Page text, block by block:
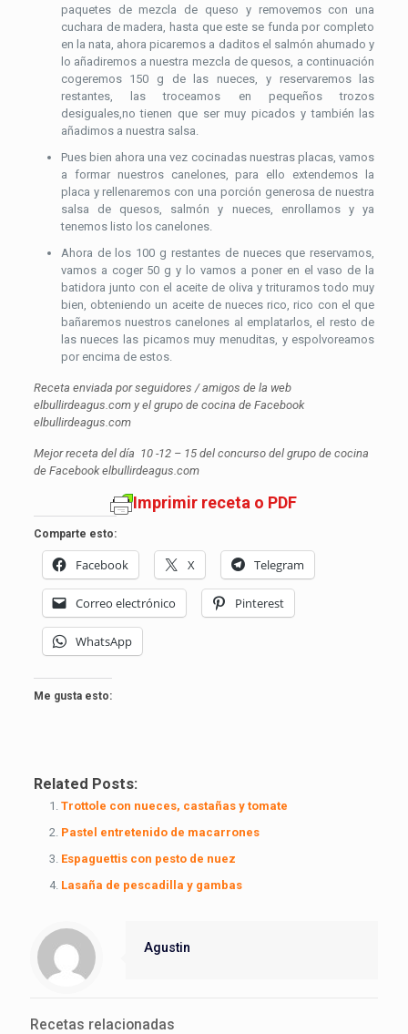
paquetes de mezcla de queso y removemos con una
cuchara de madera, hasta que este se funda por completo
en la nata, ahora picaremos a daditos el salmón ahumado y
lo añadiremos a nuestra mezcla de quesos, a continuación
cogeremos 150 g de las nueces, y reservaremos las
restantes, las troceamos en pequeños trozos
desiguales,no tienen que ser muy picados y también las
añadimos a nuestra salsa.
Pues bien ahora una vez cocinadas nuestras placas, vamos
a formar nuestros canelones, para ello extendemos la
placa y rellenaremos con una porción generosa de nuestra
salsa de quesos, salmón y nueces, enrollamos y ya
tenemos listo los canelones.
Ahora de los 100 g restantes de nueces que reservamos,
vamos a coger 50 g y lo vamos a poner en el vaso de la
batidora junto con el aceite de oliva y trituramos todo muy
bien, obteniendo un aceite de nueces rico, rico con el que
bañaremos nuestros canelones al emplatarlos, el resto de
las nueces las picamos muy menuditas, y espolvoreamos
por encima de estos.
Receta enviada por seguidores / amigos de la web
elbullirdeagus.com y el grupo de cocina de Facebook
elbullirdeagus.com
Mejor receta del día 10 -12 – 15 del concurso del grupo de cocina
de Facebook elbullirdeagus.com
Imprimir receta o PDF
Comparte esto:
Facebook X Telegram
Correo electrónico Pinterest
WhatsApp
Me gusta esto:
Related Posts:
Trottole con nueces, castañas y tomate
Pastel entretenido de macarrones
Espaguettis con pesto de nuez
Lasaña de pescadilla y gambas
Agustin
Recetas relacionadas